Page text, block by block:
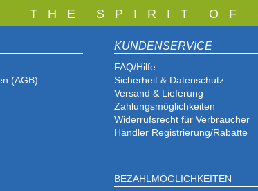
T H E S P I R I T O F
(AGB)
KUNDENSERVICE
FAQ/Hilfe
Sicherheit & Datenschutz
Versand & Lieferung
Zahlungsmöglichkeiten
Widerrufsrecht für Verbraucher
Händler Registrierung/Rabatte
BEZAHLMÖGLICHKEITEN